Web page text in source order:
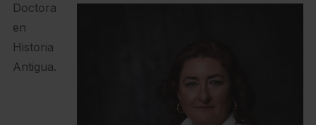
Doctora
en
Historia
Antigua.